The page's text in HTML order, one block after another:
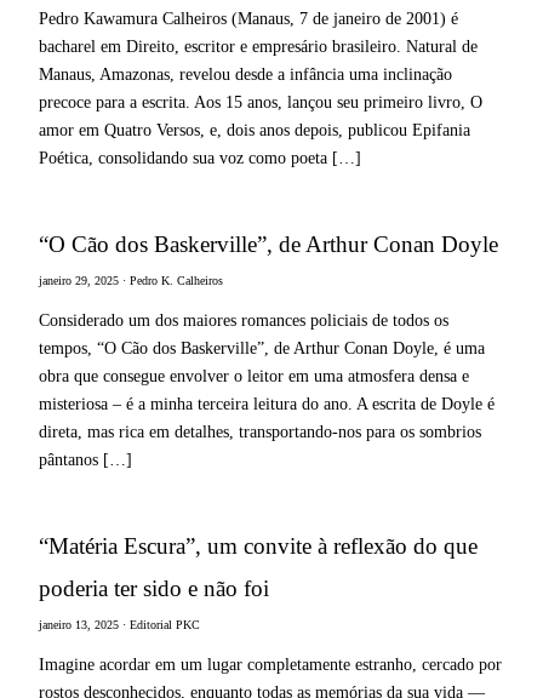
Pedro Kawamura Calheiros (Manaus, 7 de janeiro de 2001) é
bacharel em Direito, escritor e empresário brasileiro. Natural de
Manaus, Amazonas, revelou desde a infância uma inclinação
precoce para a escrita. Aos 15 anos, lançou seu primeiro livro, O
amor em Quatro Versos, e, dois anos depois, publicou Epifania
Poética, consolidando sua voz como poeta […]
“O Cão dos Baskerville”, de Arthur Conan Doyle
janeiro 29, 2025 · Pedro K. Calheiros
Considerado um dos maiores romances policiais de todos os
tempos, “O Cão dos Baskerville”, de Arthur Conan Doyle, é uma
obra que consegue envolver o leitor em uma atmosfera densa e
misteriosa – é a minha terceira leitura do ano. A escrita de Doyle é
direta, mas rica em detalhes, transportando-nos para os sombrios
pântanos […]
“Matéria Escura”, um convite à reflexão do que
poderia ter sido e não foi
janeiro 13, 2025 · Editorial PKC
Imagine acordar em um lugar completamente estranho, cercado por
rostos desconhecidos, enquanto todas as memórias da sua vida —